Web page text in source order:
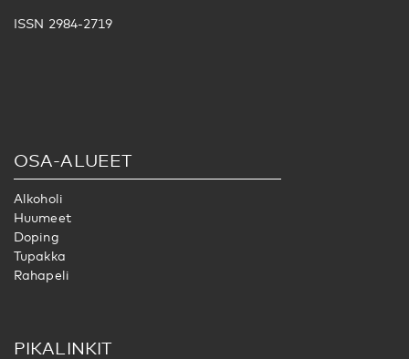
ISSN 2984-2719
OSA-ALUEET
Alkoholi
Huumeet
Doping
Tupakka
Rahapeli
PIKALINKIT